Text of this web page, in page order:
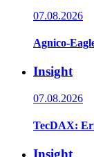
07.08.2026
Agnico-
Insight
07.08.2026
TecDAX:
Insight